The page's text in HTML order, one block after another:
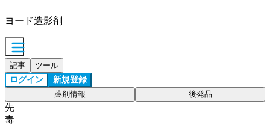
ヨード造影剤
記事 ツール
ログイン 新規登録
薬剤情報 後発品
先
毒